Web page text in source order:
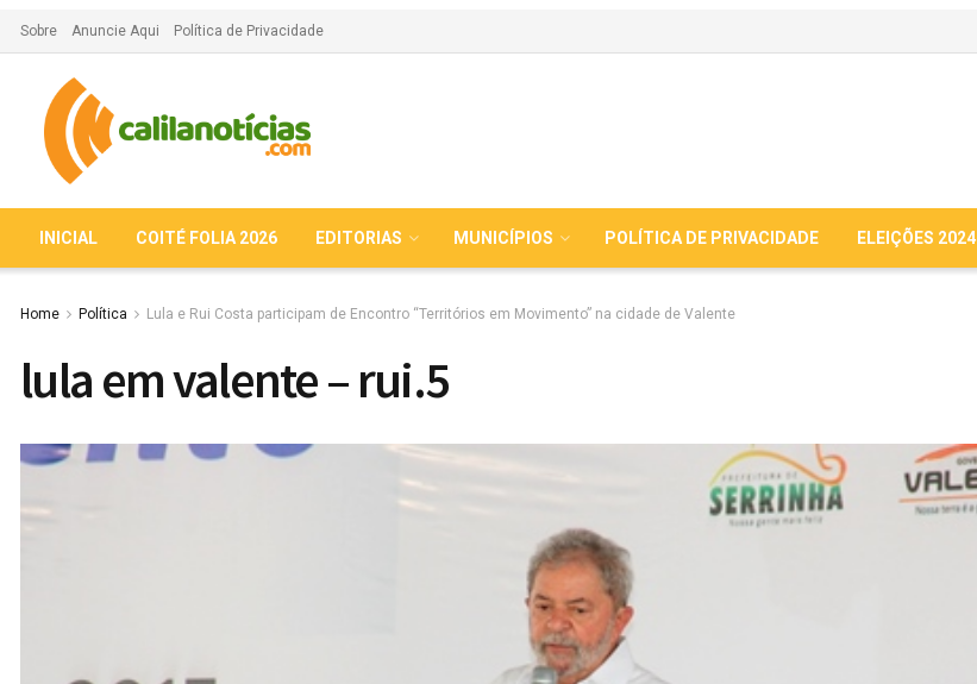
Sobre Anuncie Aqui Política de Privacidade
INICIAL COITÉ FOLIA 2026 EDITORIAS MUNICÍPIOS POLÍTICA DE PRIVACIDADE ELEIÇÕES 2024
Home Política Lula e Rui Costa participam de Encontro “Territórios em Movimento” na cidade de Valente
lula em valente – rui.5